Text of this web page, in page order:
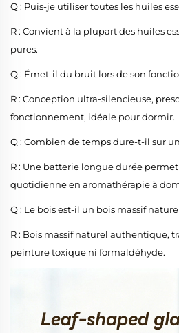
Q : Puis-je utiliser toutes les huiles
R : Convient à la plupart des huiles
pures.
Q : Émet-il du bruit lors de son
R : Conception ultra-silencieuse,
fonctionnement, idéale pour dormir.
Q : Combien de temps dure-t-il sur
R : Une batterie longue durée
quotidienne en aromathérapie à
Q : Le bois est-il un bois massif
R : Bois massif naturel authentique,
peinture toxique ni formaldéhyde.